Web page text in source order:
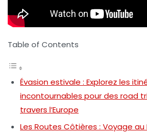
Table of Contents
Évasion estivale : Explorez les
incontournables pour des road
travers l’Europe
Les Routes Côtières : Voyage au